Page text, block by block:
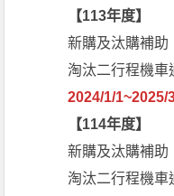
【113年度】
新購及汰購補助
淘汰二行程機車
2024/1/1~2025/
【114年度】
新購及汰購補助
淘汰二行程機車